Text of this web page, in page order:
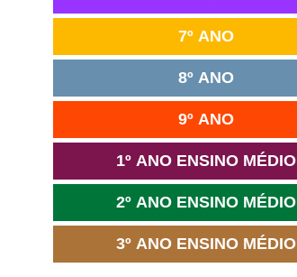
7º ANO
8º ANO
9º ANO
1º ANO ENSINO MÉDIO
2º ANO ENSINO MÉDIO
3º ANO ENSINO MÉDIO